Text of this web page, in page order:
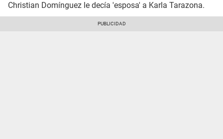
Christian Domínguez le decía 'esposa' a Karla Tarazona.